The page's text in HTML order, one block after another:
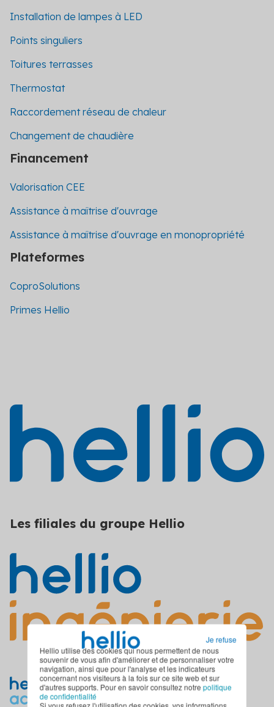
Hellio utilise des cookies qui nous permettent de nous
souvenir de vous afin d'améliorer et de personnaliser votre
navigation, ainsi que pour l'analyse et les indicateurs
concernant nos visiteurs à la fois sur ce site web et sur
d'autres supports. Pour en savoir consultez notre politique
de confidentialité
Je refuse
Installation de lampes à LED
Points singuliers
Toitures terrasses
Thermostat
Raccordement réseau de chaleur
Changement de chaudière
Financement
Valorisation CEE
Assistance à maîtrise d'ouvrage
Assistance à maîtrise d'ouvrage en monopropriété
Plateformes
CoproSolutions
Primes Hellio
Les filiales du groupe Hellio